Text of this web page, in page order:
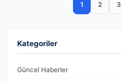
1 2 3
Kategoriler
Güncel Haberler